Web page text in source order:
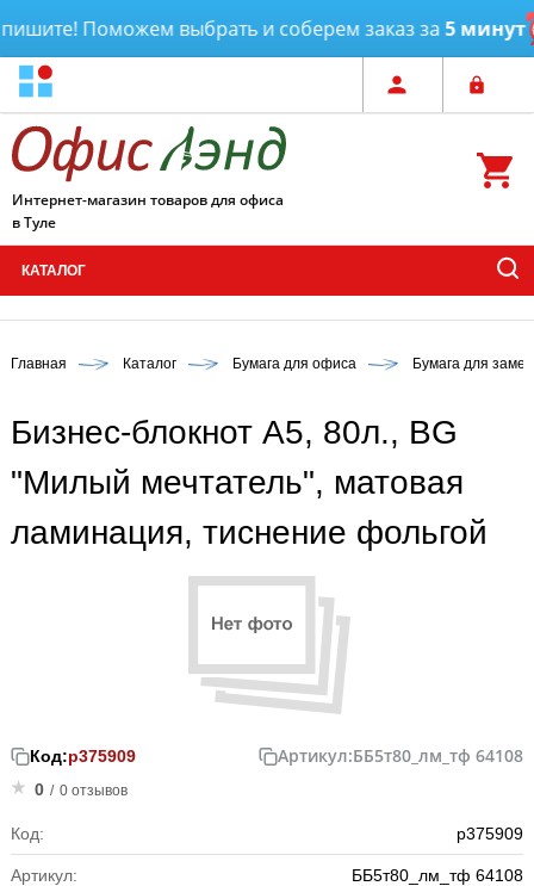
Поможем выбрать и соберем заказ за5 минут
Интернет-магазин товаров для офиса
в Туле
КАТАЛОГ
Главная Каталог Бумага для офиса Бумага для
Бизнес-блокнот А5, 80л., BG
"Милый мечтатель", матовая
ламинация, тиснение фольгой
Код:р375909 Артикул:ББ5т80_лм_тф 64108
0 / 0 отзывов
Код: р375909
Артикул: ББ5т80_лм_тф 64108